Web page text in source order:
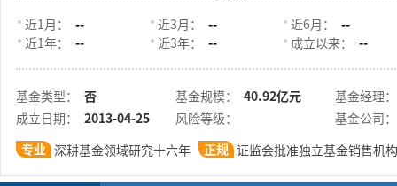
近1月：
--
近1年：
--
近3月：
--
近3年：
--
近6月：
--
成立以来：
--
基金类型：
否
成立日期：
2013-04-25
基金规模：
40.92亿元
风险等级：
基金经理：
基金公司：
专业 深耕基金领域研究十六年 正规 证监会批准独立基金销售机构